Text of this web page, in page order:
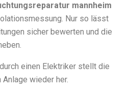
mannheim
Nur so lässt
sicher bewerten und die
einen Elektriker stellt die
wieder her.